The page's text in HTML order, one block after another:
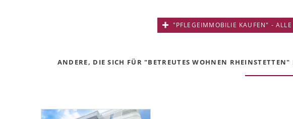
"PFLEGEIMMOBILIE KAUFEN" -
ANDERE, DIE SICH FÜR "BETREUTES WOHNEN